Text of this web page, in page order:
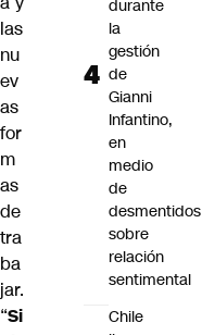
las
nu
ev
as
for
m
as
de
tra
ba
jar.
“Si
durante
la
gestión
de
Gianni
Infantino,
en
medio
de
desmentidos
sobre
relación
sentimental
Chile